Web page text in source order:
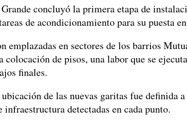
concluyó la primera etapa de
de acondicionamiento para su puesta
emplazadas en sectores de los barrios
colocación de pisos, una labor que se
finales.
de las nuevas garitas fue
infraestructura detectadas en cada punto.